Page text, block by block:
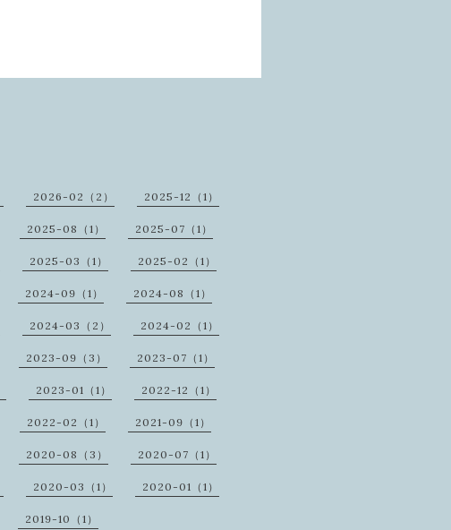
2026-02（2） 2025-12（1）
2025-08（1） 2025-07（1）
2025-03（1） 2025-02（1）
2024-09（1） 2024-08（1）
2024-03（2） 2024-02（1）
2023-09（3） 2023-07（1）
2023-01（1） 2022-12（1）
2022-02（1） 2021-09（1）
2020-08（3） 2020-07（1）
2020-03（1） 2020-01（1）
2019-10（1）